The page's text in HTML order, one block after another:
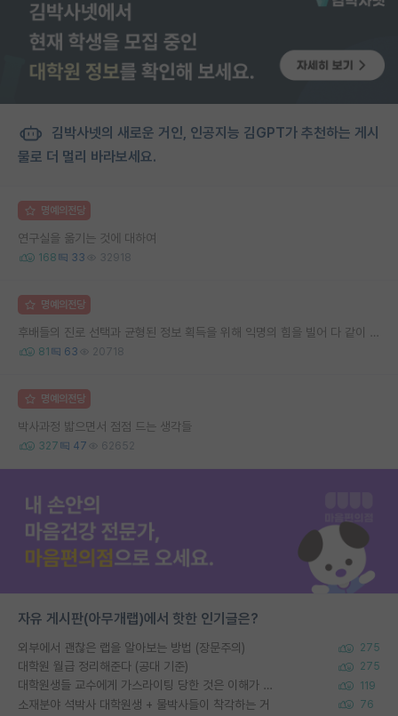
김박사넷의 새로운 거인, 인공지능 김GPT가 추천하는 게시
물로 더 멀리 바라보세요.
명예의전당
연구실을 옮기는 것에 대하여
168 33 32918
명예의전당
후배들의 진로 선택과 균형된 정보 획득을 위해 익명의 힘을 빌어 다 같이 연봉 공개 타임 한번 갖는 것 어때요?
81 63 20718
명예의전당
박사과정 밟으면서 점점 드는 생각들
327 47 62652
자유 게시판(아무개랩)에서 핫한 인기글은?
외부에서 괜찮은 랩을 알아보는 방법 (장문주의) 275
대학원 월급 정리해준다 (공대 기준) 275
대학원생들 교수에게 가스라이팅 당한 것은 이해가 갑니다. 안타깝네요. 119
소재분야 석박사 대학원생 + 물박사들이 착각하는 거 76